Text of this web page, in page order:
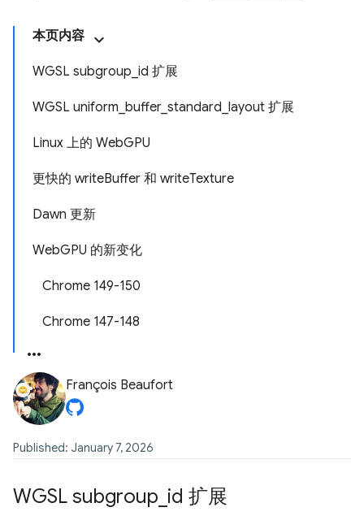
本页内容
WGSL subgroup_id 扩展
WGSL uniform_buffer_standard_layout 扩展
Linux 上的 WebGPU
更快的 writeBuffer 和 writeTexture
Dawn 更新
WebGPU 的新变化
Chrome 149-150
Chrome 147-148
François Beaufort
Published: January 7, 2026
WGSL subgroup id 扩展